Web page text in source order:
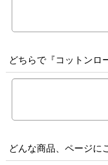
どちらで『コットンロ
どんな商品、ページに